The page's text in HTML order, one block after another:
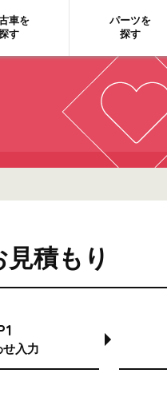
車を
す
パーツを
探す
積もり
せ入力